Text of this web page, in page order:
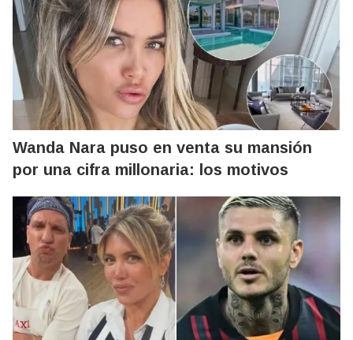
Wanda Nara puso en venta su mansión
por una cifra millonaria: los motivos